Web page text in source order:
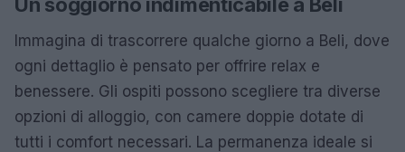
Immagina di trascorrere qualche giorno a Beli, dove
ogni dettaglio è pensato per offrire relax e
benessere. Gli ospiti possono scegliere tra diverse
opzioni di alloggio, con camere doppie dotate di
tutti i comfort necessari. La permanenza ideale si